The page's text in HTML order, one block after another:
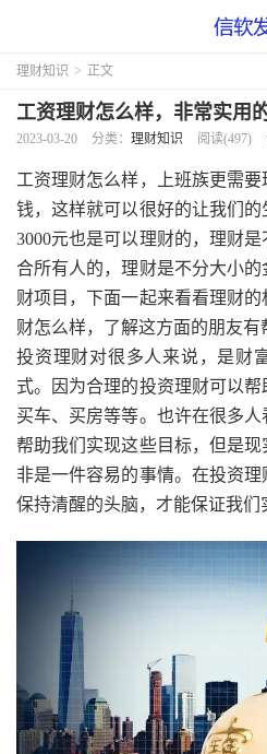
理财知识 > 正文
工资理财怎么样，非常实用
2023-03-20 分类： 理财知识 阅读(497)
工资理财怎么样，上班族更需
钱，这样就可以很好的让我们
3000元也是可以理财的，理财
合所有人的，理财是不分大小
财项目，下面一起来看看理财
财怎么样，了解这方面的朋友有
投资理财对很多人来说，是财
式。因为合理的投资理财可以
买车、买房等等。也许在很多
帮助我们实现这些目标，但是
非是一件容易的事情。在投资
保持清醒的头脑，才能保证我们